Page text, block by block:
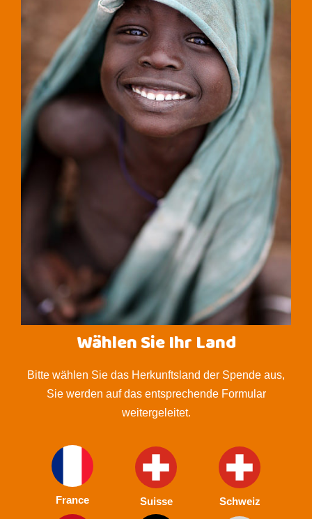
Wählen Sie Ihr Land
Bitte wählen Sie das Herkunftsland der Spende aus,
Sie werden auf das entsprechende Formular
weitergeleitet.
France Suisse Schweiz